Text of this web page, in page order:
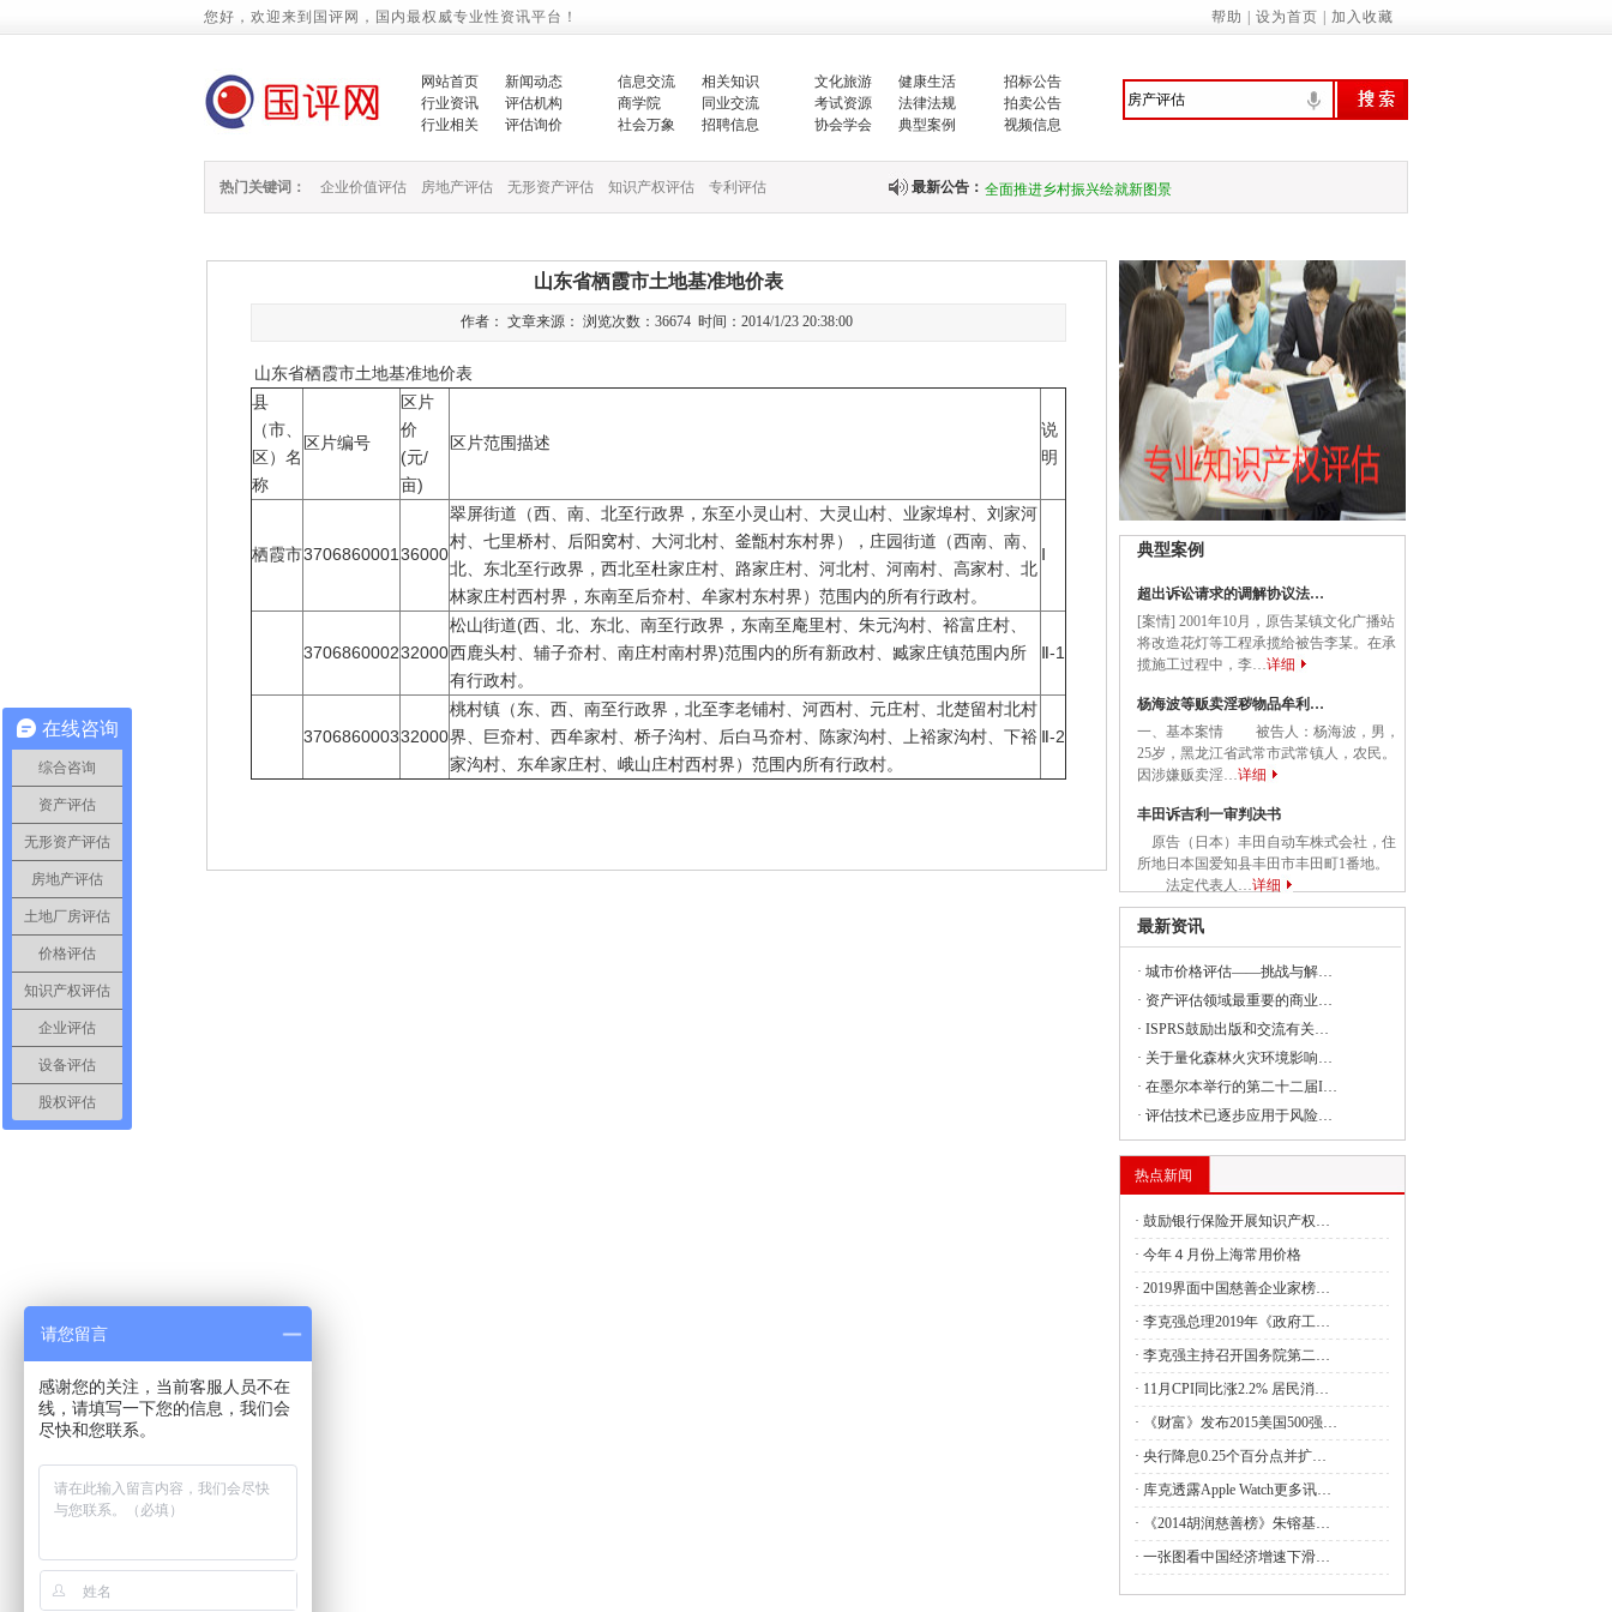
您好，欢迎来到国评网，国内最权威专业性资讯平台！ 帮助 设为首页 加入收藏
网站首页
新闻动态
行业资讯
评估机构
行业相关
评估询价
信息交流
相关知识
商学院
同业交流
社会万象
招聘信息
文化旅游
健康生活
考试资源
法律法规
协会学会
典型案例
招标公告
拍卖公告
视频信息
热门关键词： 企业价值评估 房地产评估 无形资产评估 知识产权评估 专利评估 最新公告：
增强生态文明意识 提高环境保护自觉——来自首个全国
生…
翟智：实干笃行、技管合一的城管人
全面推进乡村振兴绘就新图景
关于印发《国家基本公共服务标准（2023年版）》的通知
关于完善政府诚信履约机制优化民营经济发展环境的通知
财政部新疆监管局：“三坚持”做深做实地方财政运行分…
国务院办公厅关于应急管理综合行政执法有关事项的通知
中共中央 国务院关于促进民营经济发展壮大的意见
《中共中央 国务院关于促进民营经济发展壮大的意见》
权…
的…
关于公开遴选《建设项目经济评价方法与参数（修订建
关于开展2023年全国节能宣传周和全国低碳日活动的通知
关于印发《中央党政机关和事业单位所属企业国有资本
国家发展改革委组织召开支持贵州在新时代西部大开发
国家发展改革委负责同志出席建设全国统一大市场国务
国家发展改革委副主任丛亮会见阿曼能源与矿产部次大
中国与阿根廷签署共建“一带一路”合作规划
2023年1-4月全国国有及国有控股企业经济运行情况
财政部河南监管局：强化理论武装 筑牢思想之基 认真
关于实施中央财政油茶产业发展奖补政策的通知
财政部下达水利救灾资金7.28亿元支持消除水毁、白蚁
山东省栖霞市土地基准地价表
作者： 文章来源： 浏览次数：36674 时间：2014/1/23 20:38:00
山东省栖霞市土地基准地价表
县
（市、
区）名
称
区片编号
区片
价
(元/
亩)
区片范围描述
说
明
栖霞市3706860001 36000
翠屏街道（西、南、北至行政界，东至小灵山村、大灵山村、业家埠村、刘家河
村、七里桥村、后阳窝村、大河北村、釜甑村东村界），庄园街道（西南、南、
北、东北至行政界，西北至杜家庄村、路家庄村、河北村、河南村、高家村、北
林家庄村西村界，东南至后夼村、牟家村东村界）范围内的所有行政村。
Ⅰ
370686000232000
松山街道(西、北、东北、南至行政界，东南至庵里村、朱元沟村、裕富庄村、
西鹿头村、辅子夼村、南庄村南村界)范围内的所有新政村、臧家庄镇范围内所
有行政村。
Ⅱ-1
370686000332000
桃村镇（东、西、南至行政界，北至李老铺村、河西村、元庄村、北楚留村北村
界、巨夼村、西牟家村、桥子沟村、后白马夼村、陈家沟村、上裕家沟村、下裕
家沟村、东牟家庄村、峨山庄村西村界）范围内所有行政村。
Ⅱ-2
典型案例
超出诉讼请求的调解协议法…
[案情] 2001年10月，原告某镇文化广播站
将改造花灯等工程承揽给被告李某。在承
揽施工过程中，李…详细
杨海波等贩卖淫秽物品牟利…
一、基本案情 被告人：杨海波，男，
25岁，黑龙江省武常市武常镇人，农民。
因涉嫌贩卖淫…详细
丰田诉吉利一审判决书
原告（日本）丰田自动车株式会社，住
所地日本国爱知县丰田市丰田町1番地。
法定代表人…详细
最新资讯
· 城市价格评估——挑战与解…
· 资产评估领域最重要的商业…
· ISPRS鼓励出版和交流有关…
· 关于量化森林火灾环境影响…
· 在墨尔本举行的第二十二届I…
· 评估技术已逐步应用于风险…
热点新闻
· 鼓励银行保险开展知识产权…
· 今年４月份上海常用价格
· 2019界面中国慈善企业家榜…
· 李克强总理2019年《政府工…
· 李克强主持召开国务院第二…
· 11月CPI同比涨2.2% 居民消…
·
《财富》发布2015美国500强…
· 央行降息0.25个百分点并扩…
· 库克透露Apple Watch更多讯…
·
《2014胡润慈善榜》朱镕基…
· 一张图看中国经济增速下滑…
在线咨询
综合咨询
资产评估
无形资产评估
房地产评估
土地厂房评估
价格评估
知识产权评估
企业评估
设备评估
股权评估
请您留言
感谢您的关注，当前客服人员不在
线，请填写一下您的信息，我们会
尽快和您联系。